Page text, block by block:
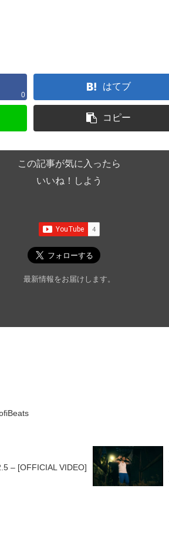
0
はてブ
コピー
この記事が気に入ったら
いいね！しよう
最新情報をお届けします。
– [OFFICIAL VIDEO]